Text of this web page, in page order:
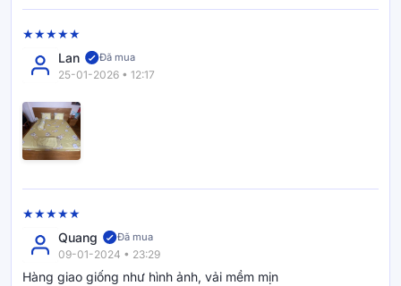
Lan Đã mua
25-01-2026 • 12:17
Quang Đã mua
09-01-2024 • 23:29
Hàng giao giống như hình ảnh, vải mềm mịn